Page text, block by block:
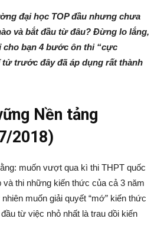
đại học TOP đầu nhưng chưa
và bắt đầu từ đâu? Đừng lo lắng,
cho bạn 4 bước ôn thi “cực
tử trước đây đã áp dụng rất thành
Nền tảng
2018)
muốn vượt qua kì thi THPT quốc
và thi những kiến thức của cả 3 năm
muốn giải quyết “mớ” kiến thức
từ việc nhỏ nhất là trau dồi kiến